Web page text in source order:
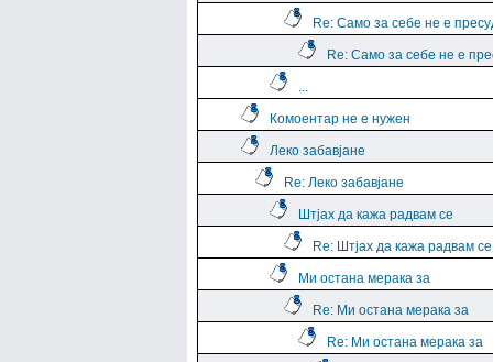
Re: Само за себе не е
Re: Само за себе не е
...
Комоентар не е нужен
Леко забавјане
Re: Леко забавјане
Штјах да кажа радвам се
Re: Штјах да кажа радвам се
Ми остана мерака за
Re: Ми остана мерака за
Re: Ми остана мерака за